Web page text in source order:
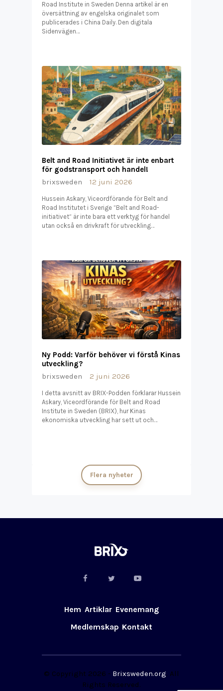
Road Institute in Sweden Denna artikel är en
översättning av engelska originalet som
publicerades i China Daily. Den digitala
Sidenvägen…
Belt and Road Initiativet är inte enbart
för godstransport och handel!
brixsweden
12 juni 2026
Hussein Askary, Viceordförande för Belt and
Road Institutet i Sverige ”Belt and Road-
initiativet” är inte bara ett verktyg för handel
utan också en drivkraft för utveckling…
Ny Podd: Varför behöver vi förstå Kinas
utveckling?
brixsweden
2 juni 2026
I detta avsnitt av BRIX-Podden förklarar Hussein
Askary, Viceordförande för Belt and Road
Institute in Sweden (BRIX), hur Kinas
ekonomiska utveckling har sett ut och…
Flera nyheter
Hem Artiklar Evenemang
Medlemskap Kontakt
© Copyright 2026 - Brixsweden.org. All
Rights Reserved.